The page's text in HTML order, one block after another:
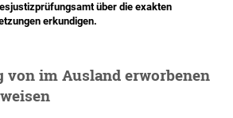
über die exakten
erkundigen.
von im Ausland erworbenen